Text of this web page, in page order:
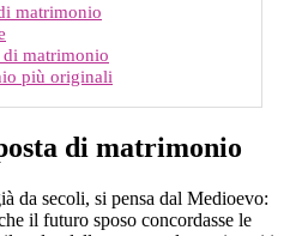
matrimonio
di matrimonio
più originali
di matrimonio
da secoli, si pensa dal Medioevo:
il futuro sposo concordasse le